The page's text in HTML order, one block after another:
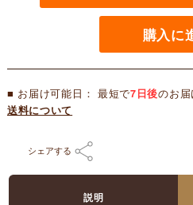
購入に
■ お届け可能日： 最短で7日後のお届
送料について
シェアする
説明